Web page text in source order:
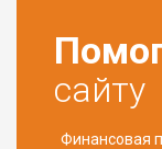
сайту
Финансовая